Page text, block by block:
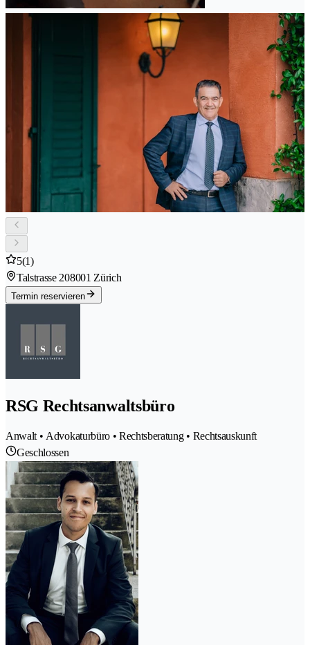
5(1)
Talstrasse 208001 Zürich
Termin reservieren
RSG Rechtsanwaltsbüro
Anwalt • Advokaturbüro • Rechtsberatung • Rechtsauskunft
Geschlossen